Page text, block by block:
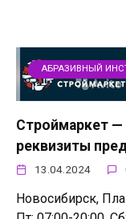
АБРАЗИВНЫЙ
Строймаркет —
реквизиты
13.04.2024
Новосибирск,